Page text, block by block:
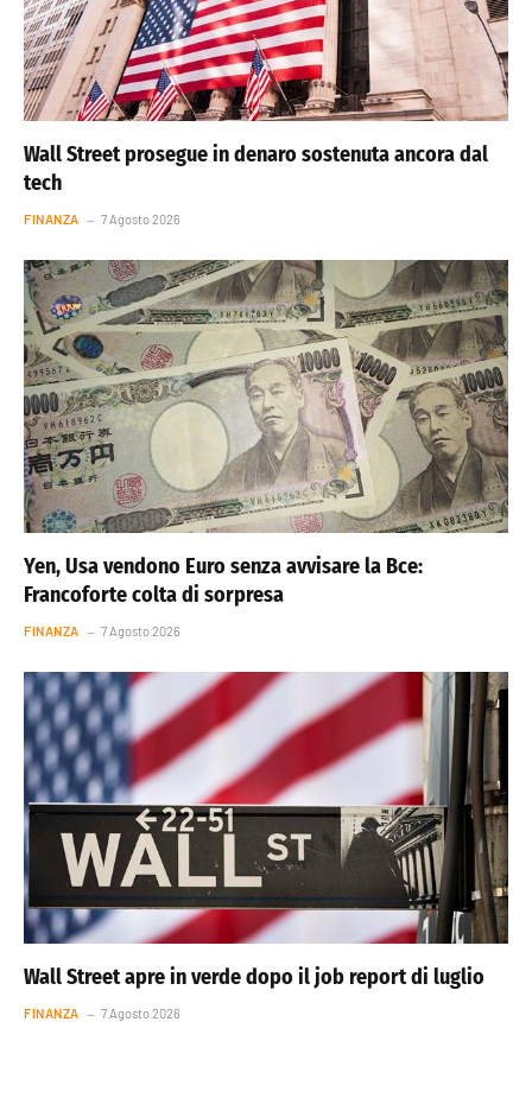
Wall Street prosegue in denaro sostenuta ancora dal
tech
FINANZA 7 Agosto 2026
Yen, Usa vendono Euro senza avvisare la Bce:
Francoforte colta di sorpresa
FINANZA 7 Agosto 2026
Wall Street apre in verde dopo il job report di luglio
FINANZA 7 Agosto 2026